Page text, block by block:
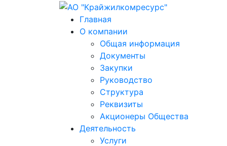
Главная
О компании
Общая информация
Документы
Закупки
Руководство
Структура
Реквизиты
Акционеры Общества
Деятельность
Услуги